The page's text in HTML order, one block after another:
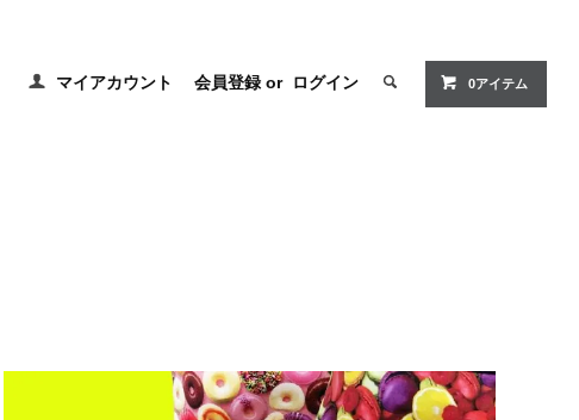
マイアカウント 会員登録 or ログイン 0アイテム